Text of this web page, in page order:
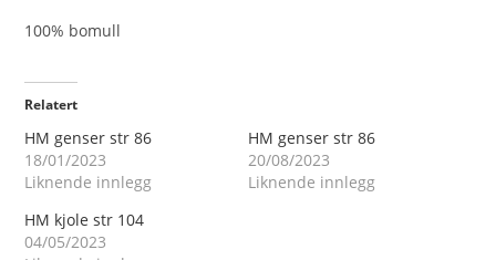
100% bomull
Relatert
HM genser str 86
18/01/2023
Liknende innlegg
HM genser str 86
20/08/2023
Liknende innlegg
HM kjole str 104
04/05/2023